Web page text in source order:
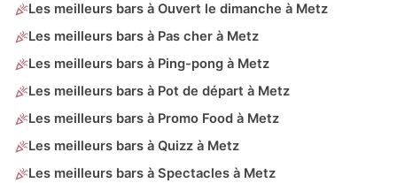
Les meilleurs bars à Ouvert le dimanche à Metz
Les meilleurs bars à Pas cher à Metz
Les meilleurs bars à Ping-pong à Metz
Les meilleurs bars à Pot de départ à Metz
Les meilleurs bars à Promo Food à Metz
Les meilleurs bars à Quizz à Metz
Les meilleurs bars à Spectacles à Metz